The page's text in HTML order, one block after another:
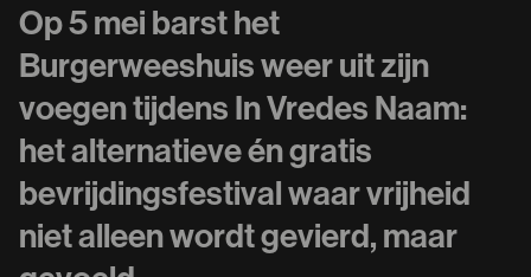
Op 5 mei barst het
Burgerweeshuis weer uit zijn
voegen tijdens In Vredes Naam:
het alternatieve én gratis
bevrijdingsfestival waar vrijheid
niet alleen wordt gevierd, maar